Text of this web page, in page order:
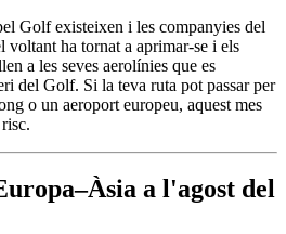
Golf existeixen i les companyies del
ha tornat a aprimar-se i els
a les seves aerolínies que es
del Golf. Si la teva ruta pot passar per
o un aeroport europeu, aquest mes
a l'agost del